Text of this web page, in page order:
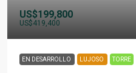
US$199,800
US$419,400
EN DESARROLLO LUJOSO TORRE